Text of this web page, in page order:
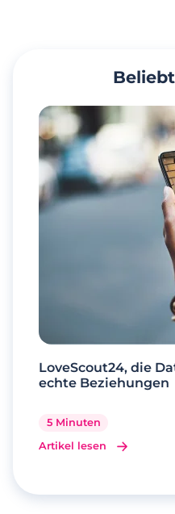
LoveScout24, die
echte Beziehungen
5 Minuten
Artikel lesen